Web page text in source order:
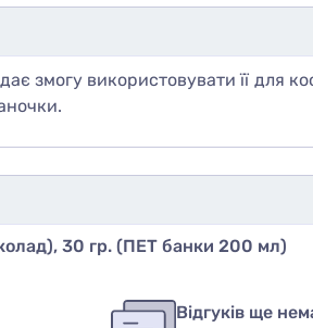
змогу використовувати її для
30 гр. (ПЕТ банки 200 мл)
Відгуків ще